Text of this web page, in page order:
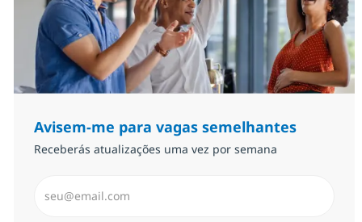
Avisem-me para vagas semelhantes
Receberás atualizações uma vez por semana